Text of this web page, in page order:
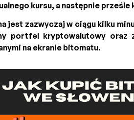
kursu, a następnie
jest zazwyczaj w ciągu kilku
portfel kryptowalutowy oraz
na ekranie bitomatu.